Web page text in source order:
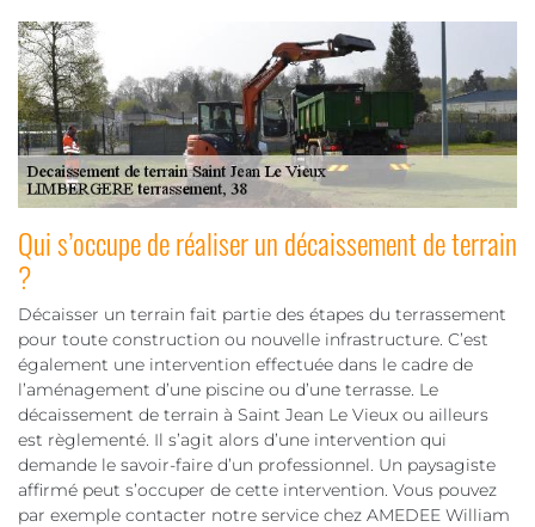
Qui s’occupe de réaliser un décaissement de terrain
?
Décaisser un terrain fait partie des étapes du terrassement
pour toute construction ou nouvelle infrastructure. C’est
également une intervention effectuée dans le cadre de
l’aménagement d’une piscine ou d’une terrasse. Le
décaissement de terrain à Saint Jean Le Vieux ou ailleurs
est règlementé. Il s’agit alors d’une intervention qui
demande le savoir-faire d’un professionnel. Un paysagiste
affirmé peut s’occuper de cette intervention. Vous pouvez
par exemple contacter notre service chez AMEDEE William